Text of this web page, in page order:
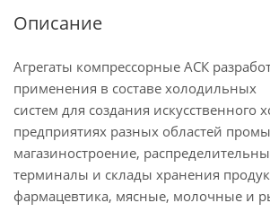
Описание
Агрегаты компрессорные АСК
применения в составе холодильных
систем для создания искусственного
предприятиях разных областей
магазиностроение,
терминалы и склады хранения
фармацевтика, мясные, молочные и